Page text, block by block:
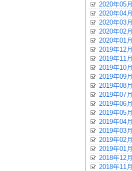
2020年05月
2020年04月
2020年03月
2020年02月
2020年01月
2019年12月
2019年11月
2019年10月
2019年09月
2019年08月
2019年07月
2019年06月
2019年05月
2019年04月
2019年03月
2019年02月
2019年01月
2018年12月
2018年11月